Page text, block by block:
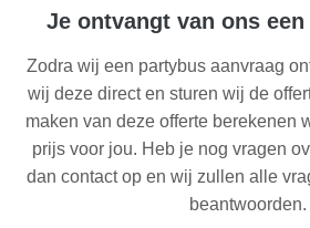
Je ontvangt van ons
Zodra wij een partybus aanvraag
wij deze direct en sturen wij de
maken van deze offerte berekenen
prijs voor jou. Heb je nog vragen
dan contact op en wij zullen alle
beantwoorden.